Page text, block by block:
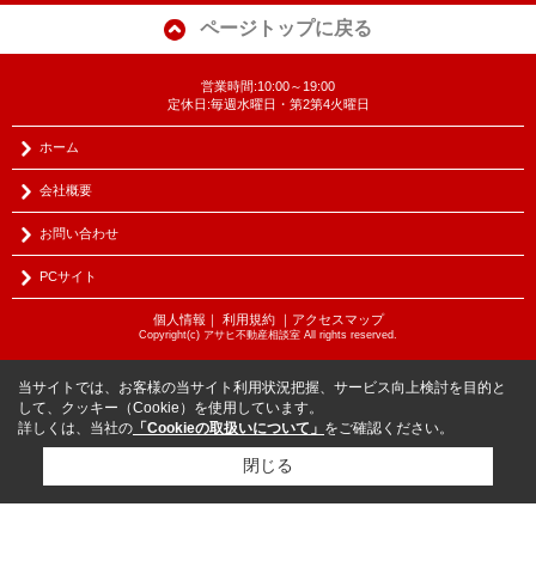
ページトップに戻る
営業時間:10:00～19:00
定休日:毎週水曜日・第2第4火曜日
ホーム
会社概要
お問い合わせ
PCサイト
個人情報 ｜ 利用規約｜ アクセスマップ
Copyright(c) アサヒ不動産相談室 All rights reserved.
当サイトでは、お客様の当サイト利用状況把握、サービス向上検討を目的と
して、クッキー（Cookie）を使用しています。
詳しくは、当社の 「Cookieの取扱いについて」 をご確認ください。
閉じる